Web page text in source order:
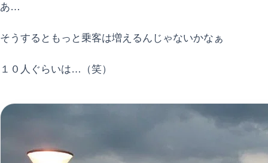
あ…
そうするともっと乗客は増えるんじゃないかなぁ
１０人ぐらいは…（笑）